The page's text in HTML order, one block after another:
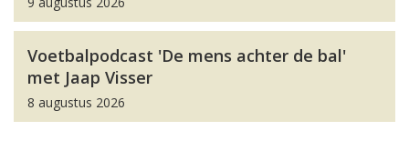
Voetbalpodcast 'De mens achter de bal'
met Jaap Visser
8 augustus 2026